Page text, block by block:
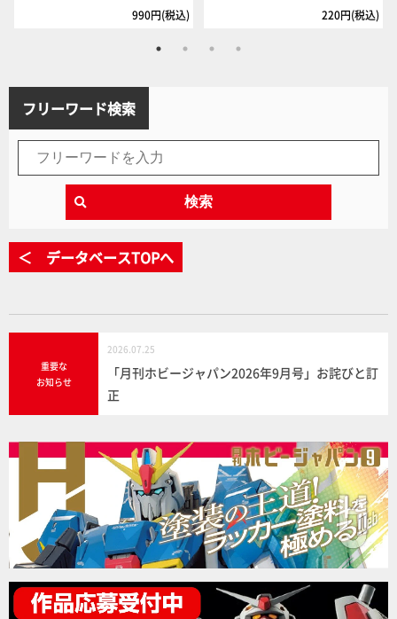
990円(税込) 220円(税込)
フリーワード検索
検索
＜ データベースTOPへ
重要な
お知らせ
2026.07.25
「月刊ホビージャパン2026年9月号」お詫びと訂
正